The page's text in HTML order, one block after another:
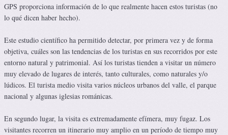
GPS proporciona información de lo que realmente hacen estos turistas (no
lo qué dicen haber hecho).
Este estudio científico ha permitido detectar, por primera vez y de forma
objetiva, cuáles son las tendencias de los turistas en sus recorridos por este
entorno natural y patrimonial. Así los turistas tienden a visitar un número
muy elevado de lugares de interés, tanto culturales, como naturales y/o
lúdicos. El turista medio visita varios núcleos urbanos del valle, el parque
nacional y algunas iglesias románicas.
En segundo lugar, la visita es extremadamente efímera, muy fugaz. Los
visitantes recorren un itinerario muy amplio en un período de tiempo muy